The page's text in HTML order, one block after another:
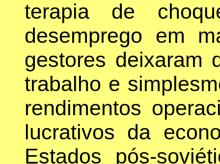
terapia de
desemprego em
gestores deixaram
trabalho e
rendimentos
lucrativos da
Estados pós-